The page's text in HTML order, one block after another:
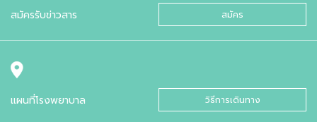
สมัครรับข่าวสาร สมัคร
แผนที่โรงพยาบาล วิธีการเดินทาง